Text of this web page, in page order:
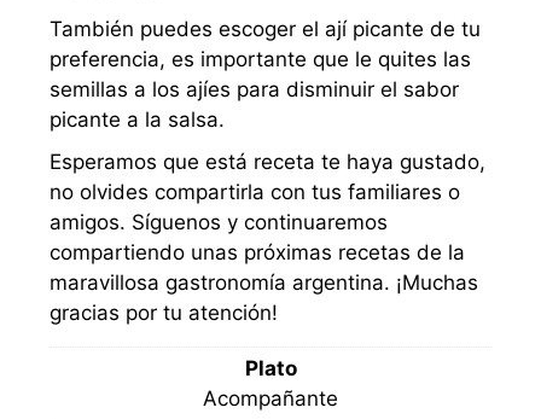
También puedes escoger el ají picante de tu
preferencia, es importante que le quites las
semillas a los ajíes para disminuir el sabor
picante a la salsa.
Esperamos que está receta te haya gustado,
no olvides compartirla con tus familiares o
amigos. Síguenos y continuaremos
compartiendo unas próximas recetas de la
maravillosa gastronomía argentina. ¡Muchas
gracias por tu atención!
Plato
Acompañante